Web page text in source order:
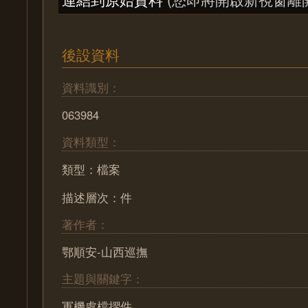
後設資料
資料識別：
063984
資料類型：
類型：檔案
描述層次：件
著作者：
鄂順安-山西巡撫
主題與關鍵字：